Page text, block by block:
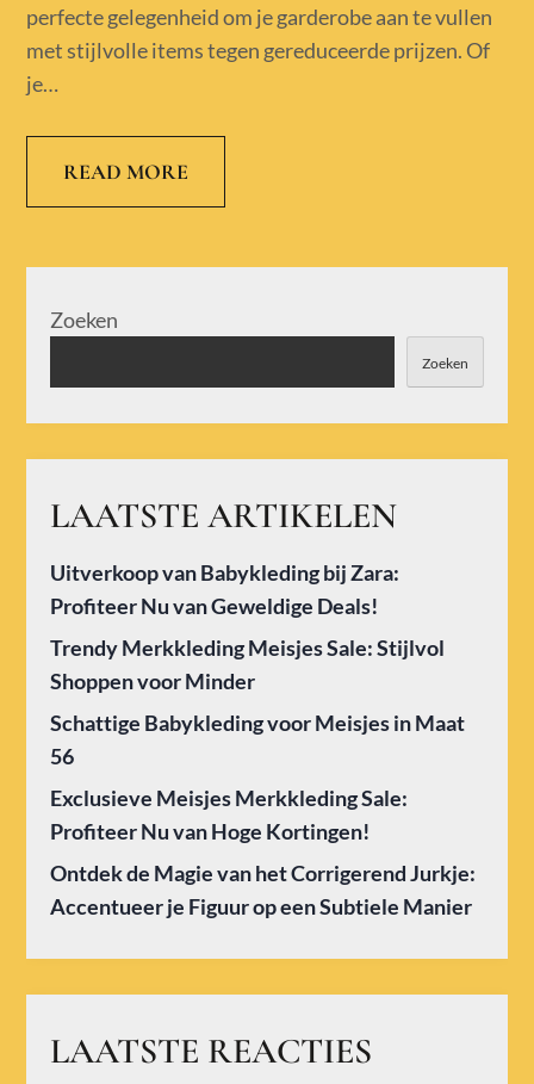
perfecte gelegenheid om je garderobe aan te vullen
met stijlvolle items tegen gereduceerde prijzen. Of
je…
READ MORE
Zoeken
Zoeken
LAATSTE ARTIKELEN
Uitverkoop van Babykleding bij Zara:
Profiteer Nu van Geweldige Deals!
Trendy Merkkleding Meisjes Sale: Stijlvol
Shoppen voor Minder
Schattige Babykleding voor Meisjes in Maat
56
Exclusieve Meisjes Merkkleding Sale:
Profiteer Nu van Hoge Kortingen!
Ontdek de Magie van het Corrigerend Jurkje:
Accentueer je Figuur op een Subtiele Manier
LAATSTE REACTIES